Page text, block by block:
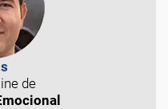
de